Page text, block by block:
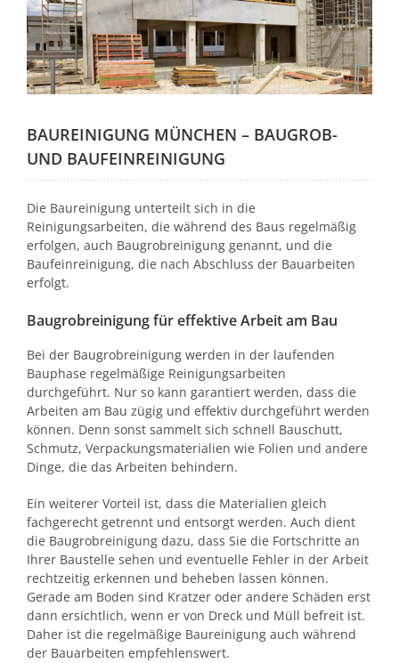
BAUREINIGUNG MÜNCHEN – BAUGROB-
UND BAUFEINREINIGUNG
Die Baureinigung unterteilt sich in die
Reinigungsarbeiten, die während des Baus regelmäßig
erfolgen, auch Baugrobreinigung genannt, und die
Baufeinreinigung, die nach Abschluss der Bauarbeiten
erfolgt.
Baugrobreinigung für effektive Arbeit am Bau
Bei der Baugrobreinigung werden in der laufenden
Bauphase regelmäßige Reinigungsarbeiten
durchgeführt. Nur so kann garantiert werden, dass die
Arbeiten am Bau zügig und effektiv durchgeführt werden
können. Denn sonst sammelt sich schnell Bauschutt,
Schmutz, Verpackungsmaterialien wie Folien und andere
Dinge, die das Arbeiten behindern.
Ein weiterer Vorteil ist, dass die Materialien gleich
fachgerecht getrennt und entsorgt werden. Auch dient
die Baugrobreinigung dazu, dass Sie die Fortschritte an
Ihrer Baustelle sehen und eventuelle Fehler in der Arbeit
rechtzeitig erkennen und beheben lassen können.
Gerade am Boden sind Kratzer oder andere Schäden erst
dann ersichtlich, wenn er von Dreck und Müll befreit ist.
Daher ist die regelmäßige Baureinigung auch während
der Bauarbeiten empfehlenswert.